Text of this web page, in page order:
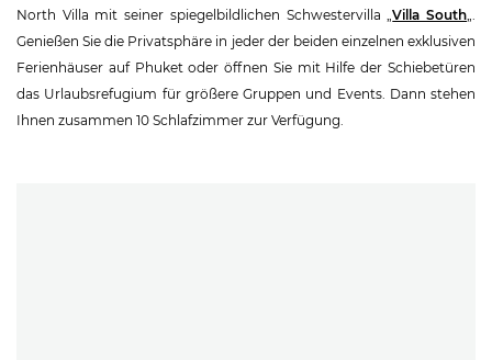
North Villa mit seiner spiegelbildlichen Schwestervilla „Villa South
Genießen Sie die Privatsphäre in jeder der beiden einzelnen exklusiven
Ferienhäuser auf Phuket oder öffnen Sie mit Hilfe der Schiebetüren
das Urlaubsrefugium für größere Gruppen und Events. Dann stehen
Ihnen zusammen 10 Schlafzimmer zur Verfügung.